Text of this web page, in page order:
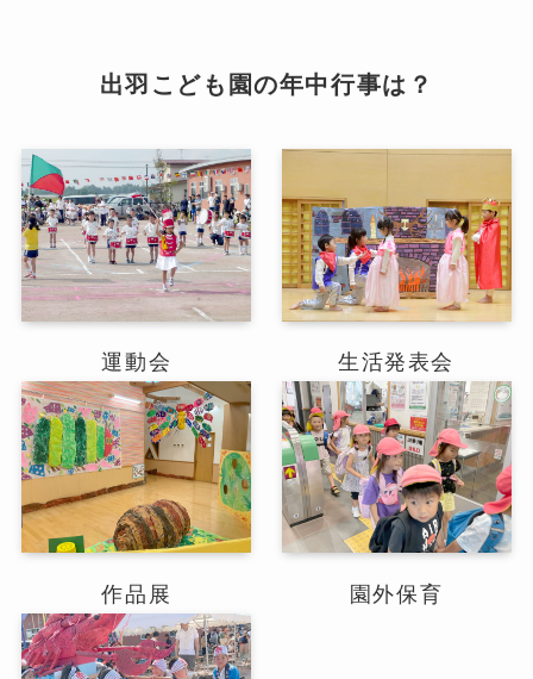
出羽こども園の年中行事は？
運動会 生活発表会
作品展 園外保育